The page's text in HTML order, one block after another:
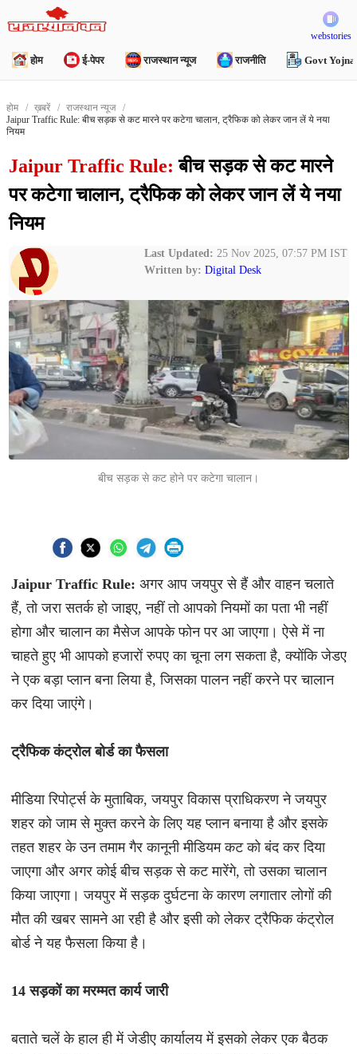
webstories
होम ई-पेपर राजस्थान न्यूज राजनीति Govt Yojna
होम ख़बरें
राजस्थान न्यूज
Jaipur Traffic Rule: बीच सड़क से कट मारने पर कटेगा चालान, ट्रैफिक को लेकर जान लें ये नया
नियम
Jaipur Traffic Rule: बीच सड़क से कट मारने
पर कटेगा चालान, ट्रैफिक को लेकर जान लें ये नया
नियम
Last Updated: 25 Nov 2025, 07:57 PM IST
Written by: Digital Desk
बीच सड़क से कट होने पर कटेगा चालान।
Jaipur Traffic Rule: अगर आप जयपुर से हैं और वाहन चलाते
हैं, तो जरा सतर्क हो जाइए, नहीं तो आपको नियमों का पता भी नहीं
होगा और चालान का मैसेज आपके फोन पर आ जाएगा। ऐसे में ना
चाहते हुए भी आपको हजारों रुपए का चूना लग सकता है, क्योंकि जेडए
ने एक बड़ा प्लान बना लिया है, जिसका पालन नहीं करने पर चालान
कर दिया जाएंगे।
ट्रैफिक कंट्रोल बोर्ड का फैसला
मीडिया रिपोर्ट्स के मुताबिक, जयपुर विकास प्राधिकरण ने जयपुर
शहर को जाम से मुक्त करने के लिए यह प्लान बनाया है और इसके
तहत शहर के उन तमाम गैर कानूनी मीडियम कट को बंद कर दिया
जाएगा और अगर कोई बीच सड़क से कट मारेंगे, तो उसका चालान
किया जाएगा। जयपुर में सड़क दुर्घटना के कारण लगातार लोगों की
मौत की खबर सामने आ रही है और इसी को लेकर ट्रैफिक कंट्रोल
बोर्ड ने यह फैसला किया है।
14 सड़कों का मरम्मत कार्य जारी
बताते चलें के हाल ही में जेडीए कार्यालय में इसको लेकर एक बैठक